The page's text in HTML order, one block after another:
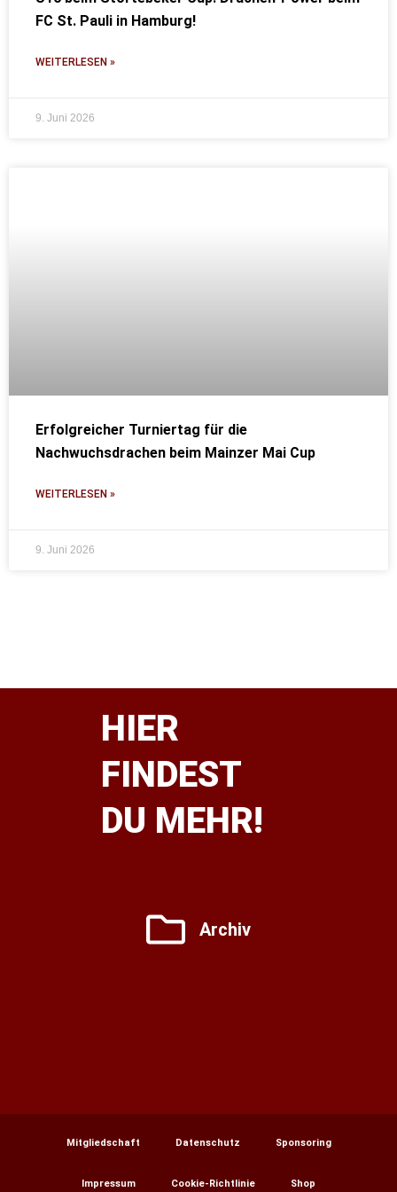
FC St. Pauli in Hamburg!
WEITERLESEN »
9. Juni 2026
Erfolgreicher Turniertag für die
Nachwuchsdrachen beim Mainzer Mai Cup
WEITERLESEN »
9. Juni 2026
HIER
FINDEST
DU MEHR!
Archiv
Mitgliedschaft Datenschutz Sponsoring
Impressum Cookie-Richtlinie Shop